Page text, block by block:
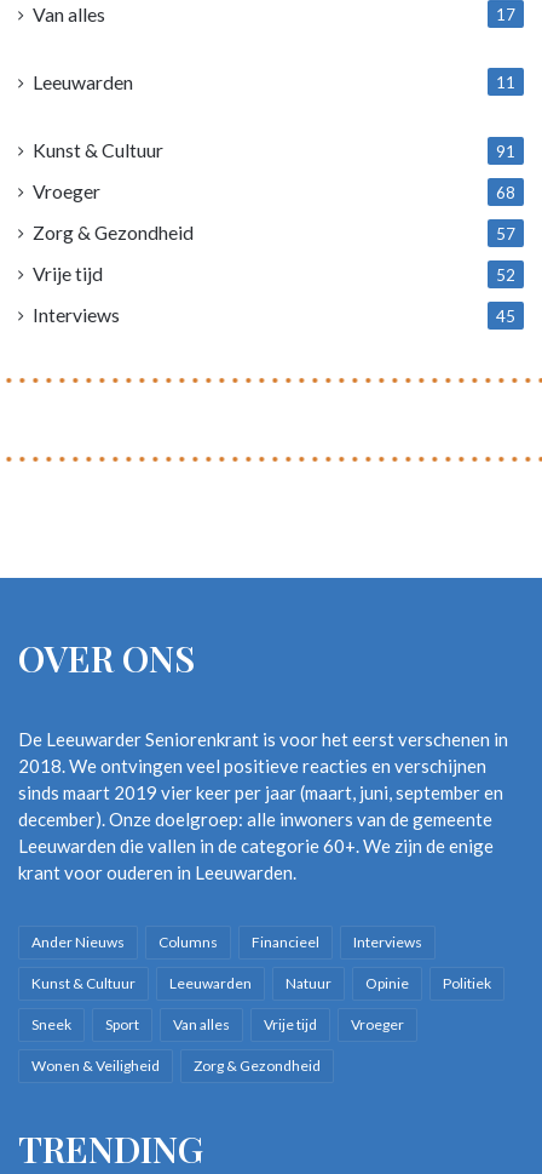
Van alles
17
Leeuwarden
11
Kunst & Cultuur 91
Vroeger 68
Zorg & Gezondheid 57
Vrije tijd 52
Interviews 45
OVER ONS
De Leeuwarder Seniorenkrant is voor het eerst verschenen in
2018. We ontvingen veel positieve reacties en verschijnen
sinds maart 2019 vier keer per jaar (maart, juni, september en
december). Onze doelgroep: alle inwoners van de gemeente
Leeuwarden die vallen in de categorie 60+. We zijn de enige
krant voor ouderen in Leeuwarden.
Ander Nieuws Columns Financieel Interviews
Kunst & Cultuur Leeuwarden Natuur Opinie Politiek
Sneek Sport Van alles Vrije tijd Vroeger
Wonen & Veiligheid Zorg & Gezondheid
TRENDING